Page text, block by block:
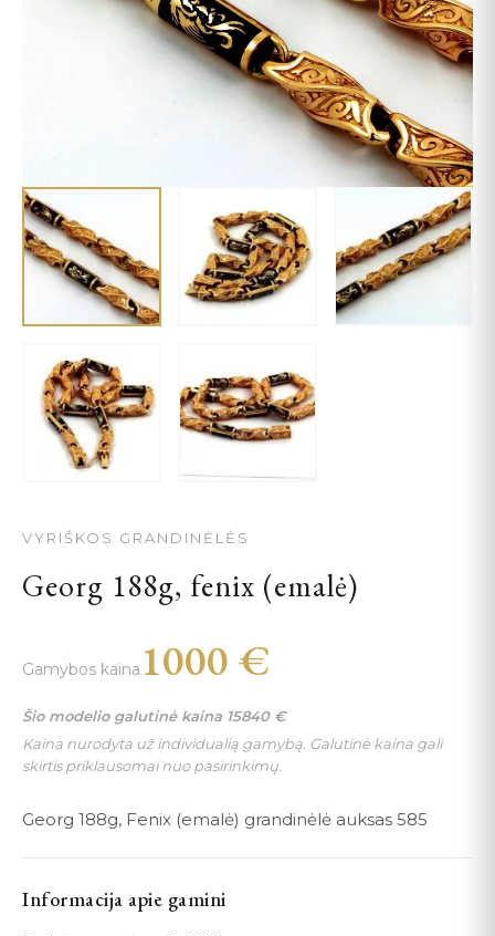
VYRIŠKOS GRANDINĖLĖS
Georg 188g, fenix (emalė)
Gamybos kaina 1000 €
Šio modelio galutinė kaina 15840 €
Kaina nurodyta už individualią gamybą. Galutinė kaina gali
skirtis priklausomai nuo pasirinkimų.
Georg 188g, Fenix (emalė) grandinėlė auksas 585
Informacija apie gamini